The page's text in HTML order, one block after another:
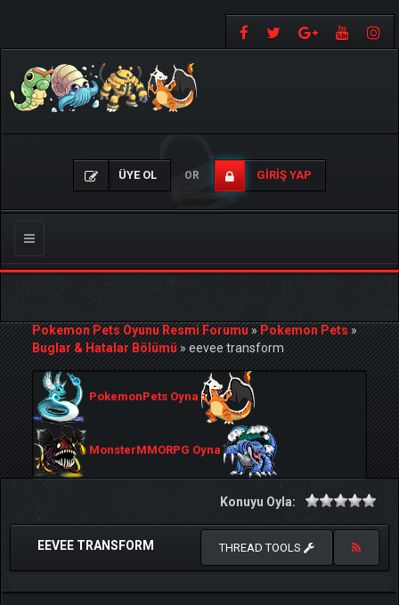
ÜYE OL OR GIRIŞ YAP
Gezinmeyi
Değiştir
Pokemon Pets Oyunu Resmi Forumu»Pokemon Pets»
Buglar & Hatalar Bölümü»eevee transform
PokemonPets Oyna
MonsterMMORPG Oyna
Konuyu Oyla:
EEVEE TRANSFORM THREAD TOOLS